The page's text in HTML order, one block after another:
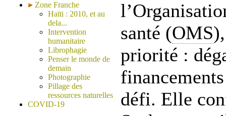
Zone Franche
Haïti : 2010, et au
dela...
Intervention
humanitaire
Librophagie
Penser le monde de
demain
Photographie
Pillage des
ressources naturelles
COVID-19
santé (OMS
priorité :
défi. Elle